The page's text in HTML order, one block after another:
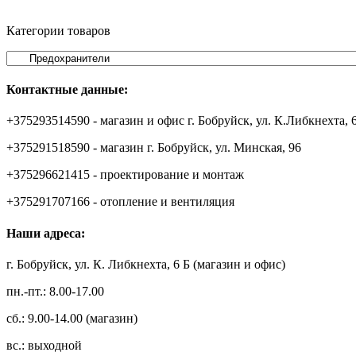
Категории товаров
Контактные данные:
+375293514590 - магазин и офис г. Бобруйск, ул. К.Либкнехта,
+375291518590 - магазин г. Бобруйск, ул. Минская, 96
+375296621415 - проектирование и монтаж
+375291707166 - отопление и вентиляция
Наши адреса:
г. Бобруйск, ул. К. Либкнехта, 6 Б (магазин и офис)
пн.-пт.: 8.00-17.00
сб.: 9.00-14.00 (магазин)
вс.: выходной